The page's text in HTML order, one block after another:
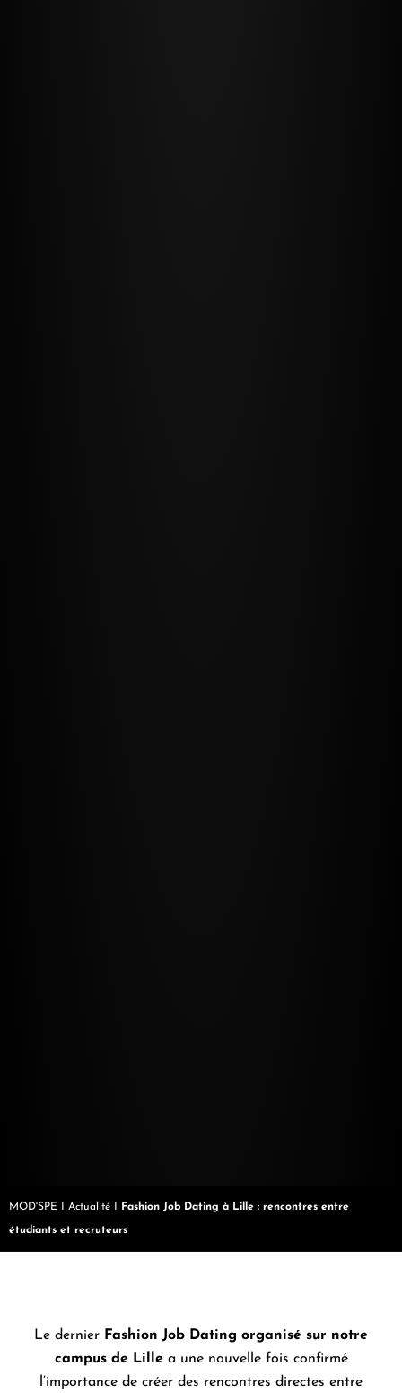
MOD'SPE Actualité Fashion Job Dating à Lille : rencontres entre
étudiants et recruteurs
Le dernier Fashion Job Dating organisé sur notre
campus de Lillea une nouvelle fois confirmé
l’importance de créer des rencontres directes entre